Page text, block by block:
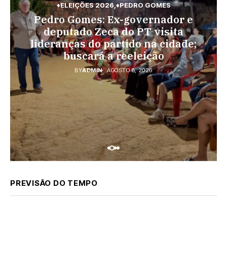
♦PEDRO GOMES ♦POLÍCIA
Pedro Gomes: URGENTE: Jovem é
morto na região do Cascalho;
polícia no local
ADMIN AGOSTO 8, 2026
♦ELEIÇÕES 2026 ♦PEDRO GOMES
Pedro Gomes: Ex-governador e
deputado Zeca do PT visita
lideranças do partido na cidade;
buscará a reeleição
BYADMIN AGOSTO 8, 2026
♦ESPORTES
Vini Jr. torna-se o brasileiro mais
bem pago; veja o top 10
BYADMIN AGOSTO 7, 2026
PREVISÃO DO TEMPO